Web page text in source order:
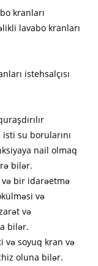
kranları
lavabo kranları
istehsalçısı
su borularını
nail olmaq
bilər.
və bir idarəetmə
və
və
bilər.
və soyuq kran və
oluna bilər.